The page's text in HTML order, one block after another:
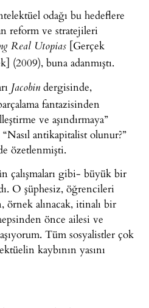
odağı bu hedeflere
reform ve stratejileri
Real Utopias [Gerçek
(2009), buna adanmıştı.
Jacobin dergisinde,
fantazisinden
ve aşındırmaya”
“Nasıl antikapitalist olunur?”
özetlenmişti.
çalışmaları gibi- büyük bir
O şüphesiz, öğrencileri
örnek alınacak, itinalı bir
önce ailesi ve
Tüm sosyalistler çok
kaybının yasını